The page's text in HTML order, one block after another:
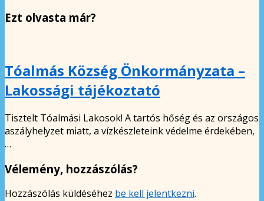
Ezt olvasta már?
Tóalmás Község Önkormányzata –
Lakossági tájékoztató
Tisztelt Tóalmási Lakosok! A tartós hőség és az országos
aszályhelyzet miatt, a vízkészleteink védelme érdekében,
…
Vélemény, hozzászólás?
Hozzászólás küldéséhez be kell jelentkezni.